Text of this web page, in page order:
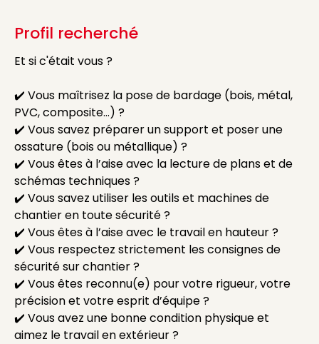
Profil recherché
Et si c'était vous ?
✔️ Vous maîtrisez la pose de bardage (bois, métal,
PVC, composite…) ?
✔️ Vous savez préparer un support et poser une
ossature (bois ou métallique) ?
✔️ Vous êtes à l’aise avec la lecture de plans et de
schémas techniques ?
✔️ Vous savez utiliser les outils et machines de
chantier en toute sécurité ?
✔️ Vous êtes à l’aise avec le travail en hauteur ?
✔️ Vous respectez strictement les consignes de
sécurité sur chantier ?
✔️ Vous êtes reconnu(e) pour votre rigueur, votre
précision et votre esprit d’équipe ?
✔️ Vous avez une bonne condition physique et
aimez le travail en extérieur ?